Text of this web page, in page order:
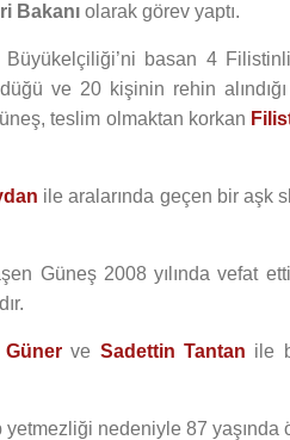
Bakanı olarak görev yaptı.
Büyükelçiliği’ni basan 4
ve 20 kişinin rehin alındığı
teslim olmaktan korkan
ile aralarında geçen bir aşk
Güneş 2008 yılında vefat
ve Sadettin Tantan ile
yetmezliği nedeniyle 87 yaşında